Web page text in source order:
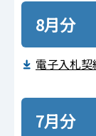
8月分
電⼦⼊札契
7月分